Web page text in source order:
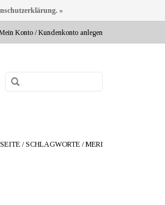
Konto / Kundenkonto anlegen
/SCHLAGWORTE /MERI
»